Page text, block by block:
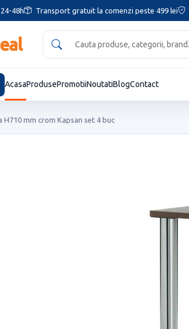
48h Transport gratuit la comenzi peste 499 lei
AcasaProdusePromotiiNoutatiBlogContact
H710 mm crom Kapsan set 4 buc